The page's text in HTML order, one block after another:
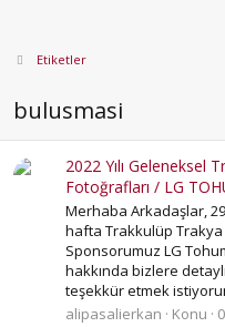
Etiketler
bulusmasi
2022 Yılı Geleneksel
Fotoğrafları / LG
Merhaba Arkadaşlar,
hafta Trakkulüp Trakya
Sponsorumuz LG
hakkında bizlere
teşekkür etmek
alipasalierkan
Konu